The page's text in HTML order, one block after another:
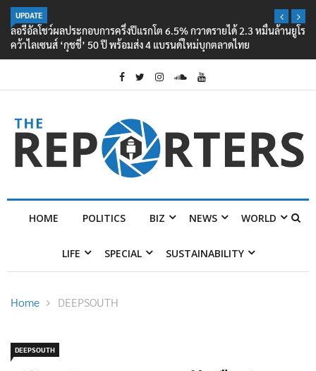
UPDATE
ลอรีอัลโชว์ผลประกอบการครึ่งปีแรกโต 6.5% กวาดรายได้ 2.3 หมื่นล้านยูโร
คว้าไลเซนส์ ‘กุชชี่’ 50 ปี พร้อมส่ง 4 แบรนด์ใหม่บุกตลาดไทย
HOME POLITICS BIZ NEWS WORLD
LIFE SPECIAL SUSTAINABILITY
Home DEEPSOUTH
DEEPSOUTH